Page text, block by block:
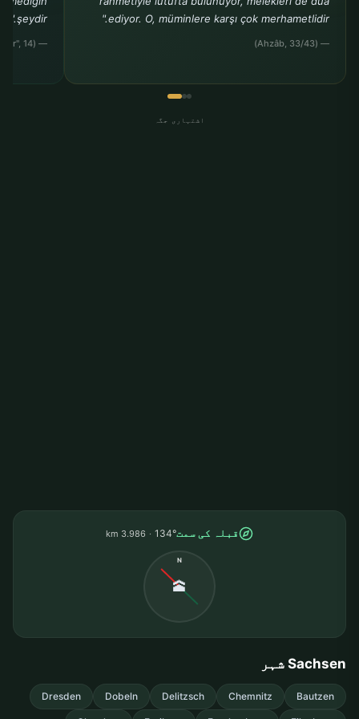
ediyor. O, müminlere karşı çok merhametlidir."
— (Ahzâb, 33/43)
şeydir."
— (Müslim, "Birr", 14)
اشتہاری جگہ
قبلہ کی سمت134°
3.986 km
N
🕋
Sachsen شہر
Bautzen
Chemnitz
Delitzsch
Dobeln
Dresden